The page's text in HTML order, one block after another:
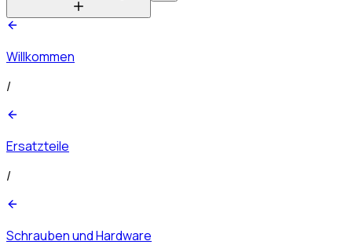
Willkommen
/
Ersatzteile
/
Schrauben und Hardware